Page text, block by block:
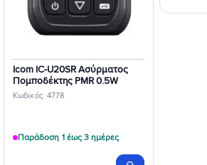
Κωδικός: 4778
Icom IC-U20SR Ασύρματος
Πομποδέκτης PMR 0.5W
Παράδοση 1 έως 3 ημέρες